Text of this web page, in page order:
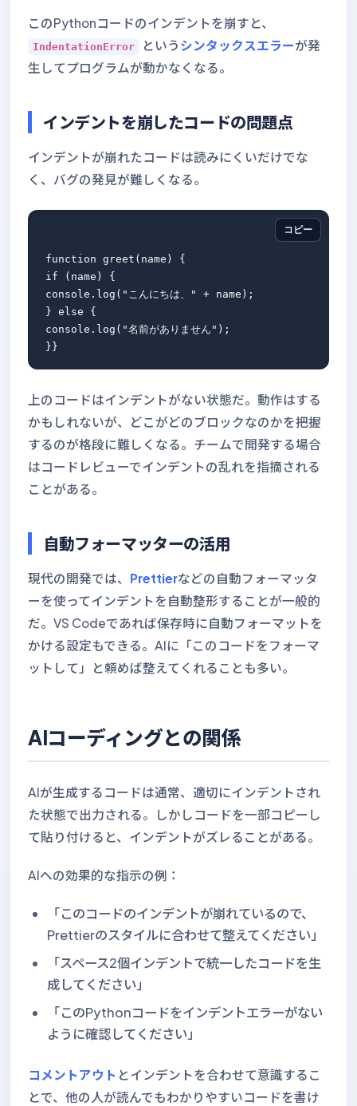
このPythonコードのインデントを崩すと、
IndentationError という シンタックスエラーが発
生してプログラムが動かなくなる。
インデントを崩したコードの問題点
インデントが崩れたコードは読みにくいだけでな
く、バグの発見が難しくなる。
コピー
function greet(name) {
if (name) {
console.log("こんにちは、" + name);
} else {
console.log("名前がありません");
上のコードはインデントがない状態だ。動作はする
かもしれないが、どこがどのブロックなのかを把握
するのが格段に難しくなる。チームで開発する場合
はコードレビューでインデントの乱れを指摘される
ことがある。
自動フォーマッターの活用
現代の開発では、 Prettierなどの自動フォーマッタ
ーを使ってインデントを自動整形することが一般的
だ。VS Codeであれば保存時に自動フォーマットを
かける設定もできる。AIに「このコードをフォーマ
ットして」と頼めば整えてくれることも多い。
AIコーディングとの関係
AIが生成するコードは通常、適切にインデントされ
た状態で出力される。しかしコードを一部コピーし
て貼り付けると、インデントがズレることがある。
AIへの効果的な指示の例：
「このコードのインデントが崩れているので、
Prettierのスタイルに合わせて整えてください」
「スペース2個インデントで統一したコードを生
成してください」
「このPythonコードをインデントエラーがない
ように確認してください」
コメントアウト とインデントを合わせて意識するこ
とで、他の人が読んでもわかりやすいコードを書け